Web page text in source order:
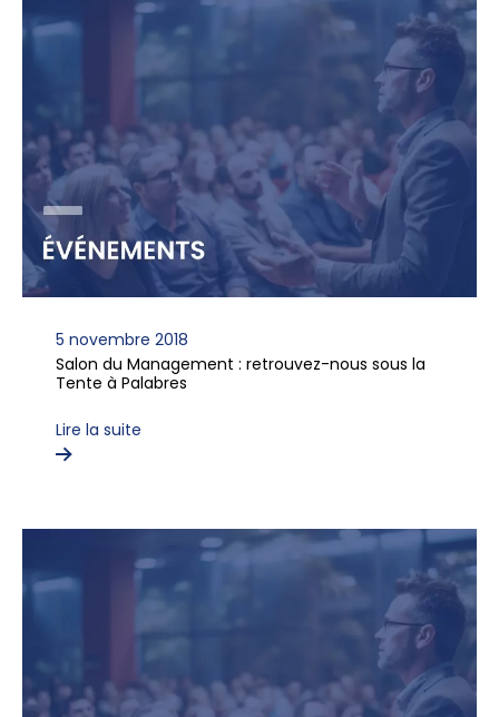
5 novembre 2018
Salon du Management : retrouvez-nous sous la
Tente à Palabres
Lire la suite